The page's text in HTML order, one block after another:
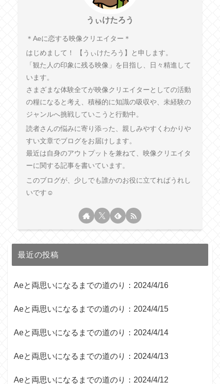
うぃけたろう
︎＊︎Aeに恋する映像クリエイター＊
はじめまして！ 【うぃけたろう】と申します。
「観た人の印象に残る映像」を目指し、日々精進して
います。
さまざまな体験全てが映像クリエイターとしての活動
の糧になると考え、積極的に知識の吸収や、未経験の
ジャンルへ挑戦していこうと行動中。
読者さんの悩みに寄り添った、親しみやすくわかりや
すい文章でブログをお届けします。
最近は自身のアウトプットを兼ねて、映像クリエイタ
ーに関する記事を書いています。
このブログが、少しでも誰かのお役に立てればうれし
いです☺︎
最近の投稿
Aeと両思いになるまでの道のり：2024/4/16
Aeと両思いになるまでの道のり：2024/4/15
Aeと両思いになるまでの道のり：2024/4/14
Aeと両思いになるまでの道のり：2024/4/13
Aeと両思いになるまでの道のり：2024/4/12